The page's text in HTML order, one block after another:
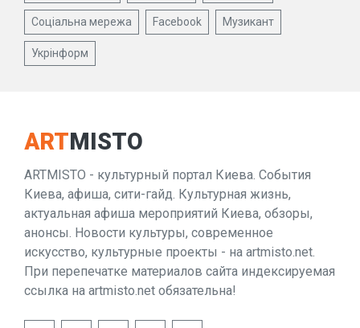
Соціальна мережа Facebook Музикант
Укрінформ
ARTMISTO
ARTMISTO - культурный портал Киева. События
Киева, афиша, сити-гайд. Культурная жизнь,
актуальная афиша мероприятий Киева, обзоры,
анонсы. Новости культуры, современное
искусство, культурные проекты - на artmisto.net.
При перепечатке материалов сайта индексируемая
ссылка на artmisto.net обязательна!